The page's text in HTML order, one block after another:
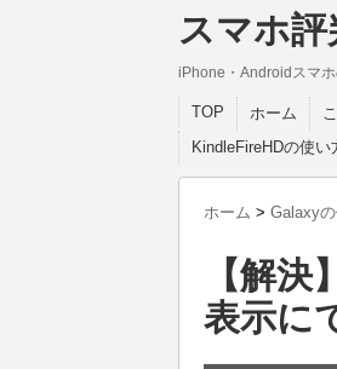
スマホ
iPhone・Androidスマ
TOP ホーム
KindleFireHDの使い
ホーム > Galaxy
【解
表示に